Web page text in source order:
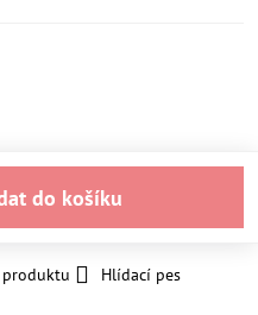
do košíku
produktu
Hlídací pes